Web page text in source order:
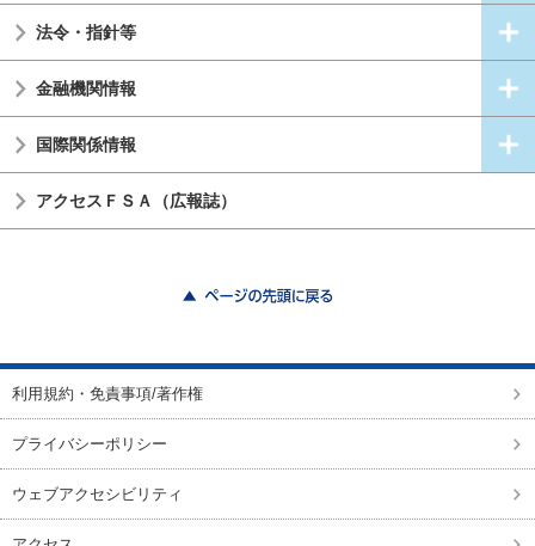
法令・指針等
金融機関情報
国際関係情報
アクセスＦＳＡ（広報誌）
利用規約・免責事項/著作権
プライバシーポリシー
ウェブアクセシビリティ